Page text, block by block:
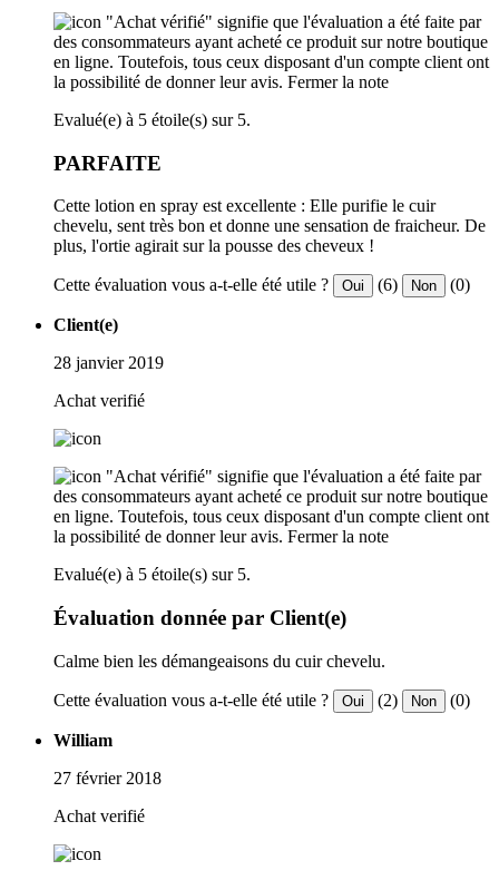
"Achat vérifié" signifie que l'évaluation a été faite par
des consommateurs ayant acheté ce produit sur notre boutique
en ligne. Toutefois, tous ceux disposant d'un compte client ont
la possibilité de donner leur avis. Fermer la note
Evalué(e) à 5 étoile(s) sur 5.
PARFAITE
Cette lotion en spray est excellente : Elle purifie le cuir
chevelu, sent très bon et donne une sensation de fraicheur. De
plus, l'ortie agirait sur la pousse des cheveux !
Cette évaluation vous a-t-elle été utile ? Oui (6) Non (0)
Client(e)
28 janvier 2019
Achat verifié
"Achat vérifié" signifie que l'évaluation a été faite par
des consommateurs ayant acheté ce produit sur notre boutique
en ligne. Toutefois, tous ceux disposant d'un compte client ont
la possibilité de donner leur avis. Fermer la note
Evalué(e) à 5 étoile(s) sur 5.
Évaluation donnée par Client(e)
Calme bien les démangeaisons du cuir chevelu.
Cette évaluation vous a-t-elle été utile ? Oui (2) Non (0)
William
27 février 2018
Achat verifié